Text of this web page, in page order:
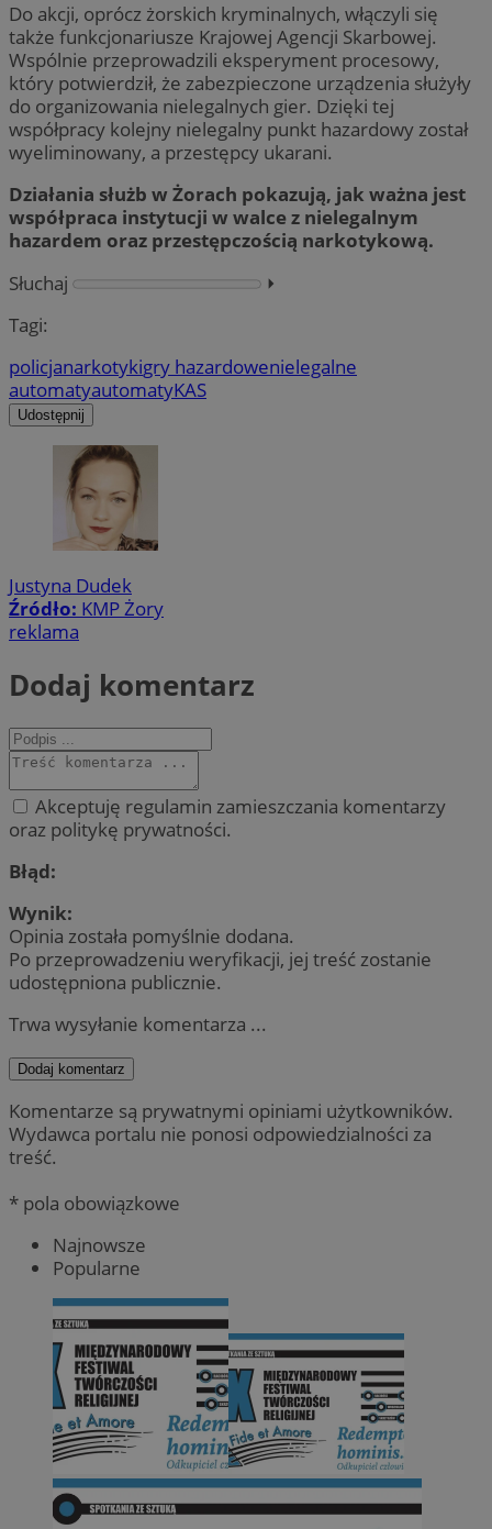
Do akcji, oprócz żorskich kryminalnych, włączyli się
także funkcjonariusze Krajowej Agencji Skarbowej.
Wspólnie przeprowadzili eksperyment procesowy,
który potwierdził, że zabezpieczone urządzenia służyły
do organizowania nielegalnych gier. Dzięki tej
współpracy kolejny nielegalny punkt hazardowy został
wyeliminowany, a przestępcy ukarani.
Działania służb w Żorach pokazują, jak ważna jest
współpraca instytucji w walce z nielegalnym
hazardem oraz przestępczością narkotykową.
Słuchaj
⏵︎
Tagi:
policjanarkotykigry hazardowenielegalne
automatyautomatyKAS
Udostępnij
Justyna Dudek
Źródło: KMP Żory
reklama
Dodaj komentarz
Akceptuję regulamin zamieszczania komentarzy
oraz politykę prywatności.
Błąd:
Wynik:
Opinia została pomyślnie dodana.
Po przeprowadzeniu weryfikacji, jej treść zostanie
udostępniona publicznie.
Trwa wysyłanie komentarza ...
Dodaj komentarz
Komentarze są prywatnymi opiniami użytkowników.
Wydawca portalu nie ponosi odpowiedzialności za
treść.
* pola obowiązkowe
Najnowsze
Popularne